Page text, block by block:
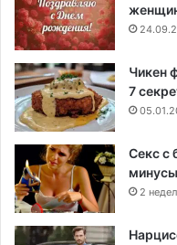
Чикен
7
Секс
минусы
2